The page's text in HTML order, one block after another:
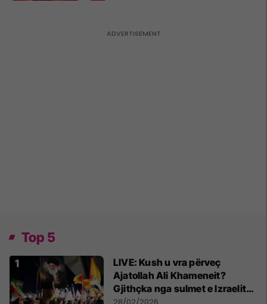
Top 5
LIVE: Kush u vra përveç
Ajatollah Ali Khameneit?
Gjithçka nga sulmet e Izraelit